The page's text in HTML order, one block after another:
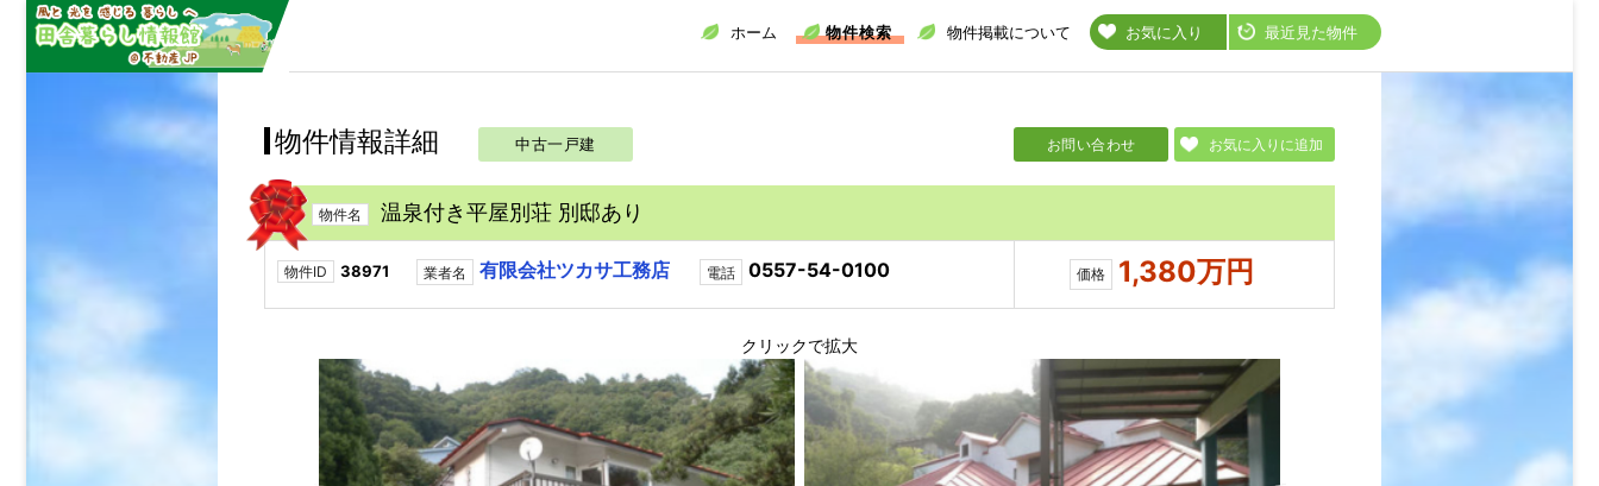
ホーム 物件検索 物件掲載について お気に入り 最近見た物件
物件情報詳細 中古一戸建 お気に入りに追加
お問い合わせ
物件名 温泉付き平屋別荘 別邸あり
物件ID 38971 業者名 有限会社ツカサ工務店 電話 0557-54-0100 価格 1,380万円
クリックで拡大